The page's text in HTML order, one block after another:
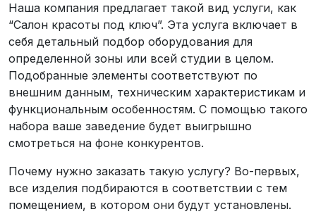
Наша компания предлагает такой вид услуги, как
“Салон красоты под ключ”. Эта услуга включает в
себя детальный подбор оборудования для
определенной зоны или всей студии в целом.
Подобранные элементы соответствуют по
внешним данным, техническим характеристикам и
функциональным особенностям. С помощью такого
набора ваше заведение будет выигрышно
смотреться на фоне конкурентов.
Почему нужно заказать такую услугу? Во-первых,
все изделия подбираются в соответствии с тем
помещением, в котором они будут установлены.